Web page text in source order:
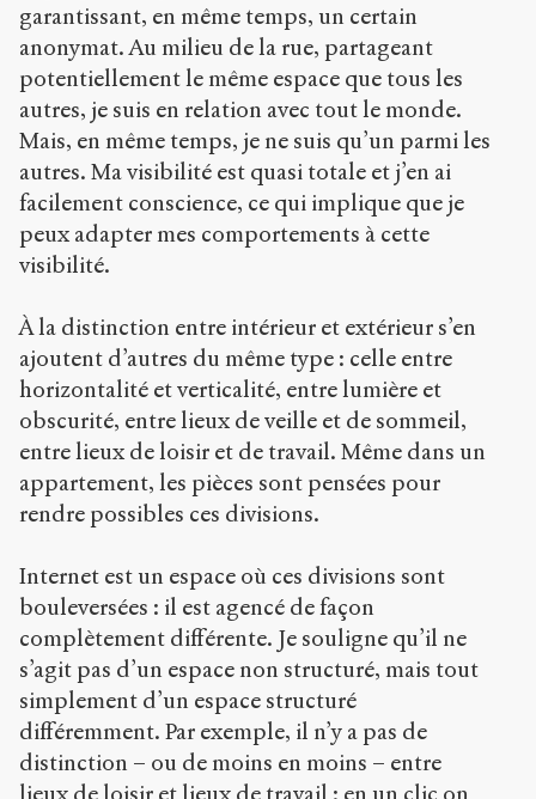
garantissant, en même temps, un certain
anonymat. Au milieu de la rue, partageant
potentiellement le même espace que tous les
autres, je suis en relation avec tout le monde.
Mais, en même temps, je ne suis qu’un parmi les
autres. Ma visibilité est quasi totale et j’en ai
facilement conscience, ce qui implique que je
peux adapter mes comportements à cette
visibilité.
À la distinction entre intérieur et extérieur s’en
ajoutent d’autres du même type : celle entre
horizontalité et verticalité, entre lumière et
obscurité, entre lieux de veille et de sommeil,
entre lieux de loisir et de travail. Même dans un
appartement, les pièces sont pensées pour
rendre possibles ces divisions.
Internet est un espace où ces divisions sont
bouleversées : il est agencé de façon
complètement différente. Je souligne qu’il ne
s’agit pas d’un espace non structuré, mais tout
simplement d’un espace structuré
différemment. Par exemple, il n’y a pas de
distinction – ou de moins en moins – entre